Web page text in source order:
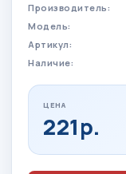
Производитель:
Модель:
Артикул:
Наличие:
ЦЕНА
221р.